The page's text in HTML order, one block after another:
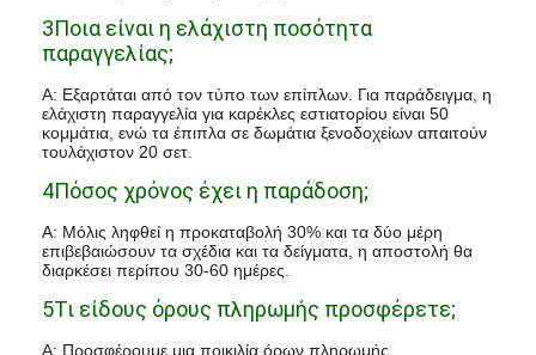
3Ποια είναι η ελάχιστη ποσότητα
παραγγελίας;
Α: Εξαρτάται από τον τύπο των επίπλων. Για παράδειγμα, η
ελάχιστη παραγγελία για καρέκλες εστιατορίου είναι 50
κομμάτια, ενώ τα έπιπλα σε δωμάτια ξενοδοχείων απαιτούν
τουλάχιστον 20 σετ.
4Πόσος χρόνος έχει η παράδοση;
Α: Μόλις ληφθεί η προκαταβολή 30% και τα δύο μέρη
επιβεβαιώσουν τα σχέδια και τα δείγματα, η αποστολή θα
διαρκέσει περίπου 30-60 ημέρες.
5Τι είδους όρους πληρωμής προσφέρετε;
Α: Προσφέρουμε μια ποικιλία όρων πληρωμής,